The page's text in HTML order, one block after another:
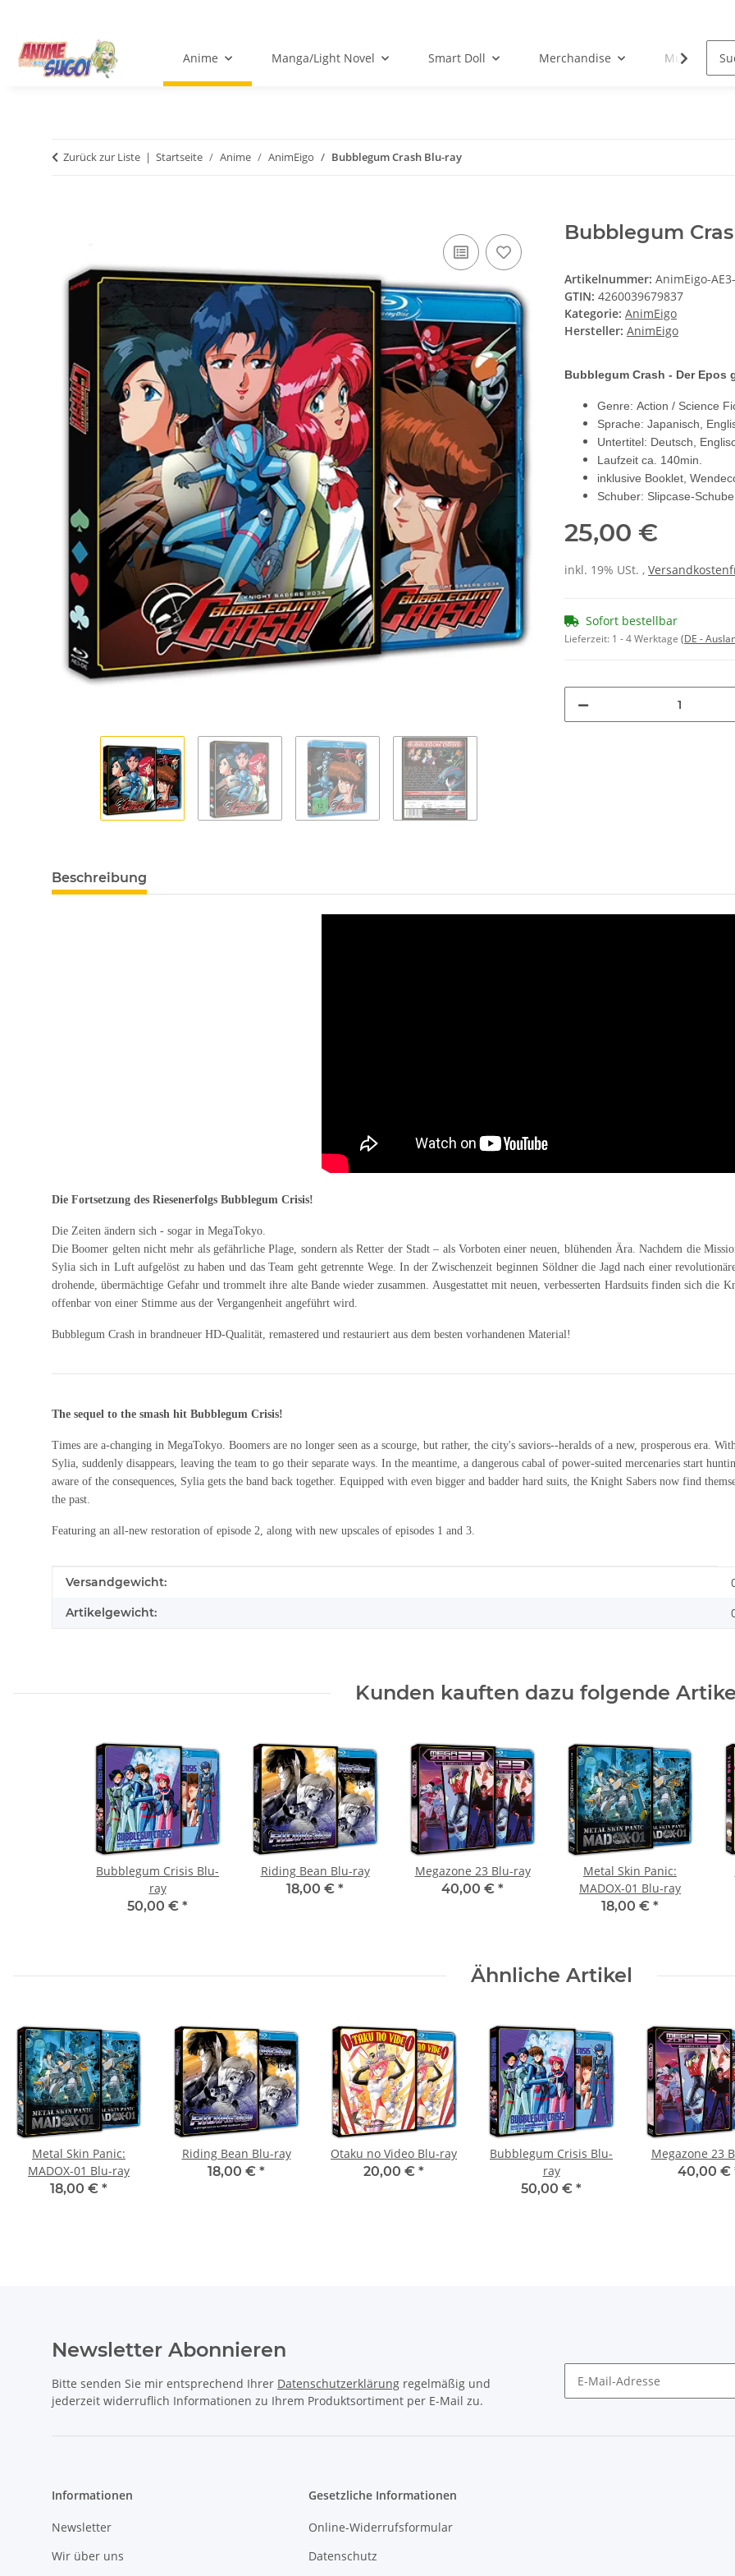
Anime Manga/Light Novel Smart Doll Merchandise Musik-CD
Zurück zur Liste Startseite Anime AnimEigo Bubblegum Crash Blu-ray
Bubblegum
Artikelnummer: AnimEigo-
GTIN: 4260039679837
Kategorie: AnimEigo
Hersteller: AnimEigo
Bubblegum Crash - Der Epos
Genre: Action / Science
Sprache: Japanisch,
Untertitel: Deutsch,
Laufzeit ca. 140min.
inklusive Booklet,
Schuber: Slipcase-
25,00 €
inkl. 19% USt. ,
Sofort bestellbar
Lieferzeit: 1 - 4 Werktage (DE -
Beschreibung
Die Fortsetzung des Riesenerfolgs Bubblegum Crisis!
Die Zeiten ändern sich - sogar in MegaTokyo.
Die Boomer gelten nicht mehr als gefährliche Plage, sondern als Retter der Stadt – als Vorboten einer neuen, blühenden Ära. Nachdem die
Sylia sich in Luft aufgelöst zu haben und das Team geht getrennte Wege. In der Zwischenzeit beginnen Söldner die Jagd nach einer
drohende, übermächtige Gefahr und trommelt ihre alte Bande wieder zusammen. Ausgestattet mit neuen, verbesserten Hardsuits finden sich
offenbar von einer Stimme aus der Vergangenheit angeführt wird.
Bubblegum Crash in brandneuer HD-Qualität, remastered und restauriert aus dem besten vorhandenen Material!
The sequel to the smash hit Bubblegum Crisis!
Times are a-changing in MegaTokyo. Boomers are no longer seen as a scourge, but rather, the city's saviors--heralds of a new, prosperous era.
Sylia, suddenly disappears, leaving the team to go their separate ways. In the meantime, a dangerous cabal of power-suited mercenaries start
aware of the consequences, Sylia gets the band back together. Equipped with even bigger and badder hard suits, the Knight Sabers now find
the past.
Featuring an all-new restoration of episode 2, along with new upscales of episodes 1 and 3.
Produkteigenschaft
Wert
Versandgewicht:
Artikelgewicht:
Kunden kauften dazu folgende
Bubblegum Crisis Blu-
ray
50,00 € *
Riding Bean Blu-ray
18,00 € *
Megazone 23 Blu-ray
40,00 € *
Metal Skin Panic:
MADOX-01 Blu-ray
18,00 € *
Ähnliche Artikel
Metal Skin Panic:
MADOX-01 Blu-ray
18,00 € *
Riding Bean Blu-ray
18,00 € *
Otaku no Video Blu-ray
20,00 € *
Bubblegum Crisis Blu-
ray
50,00 € *
Megazone 23
40,00 €
Newsletter Abonnieren
Bitte senden Sie mir entsprechend Ihrer Datenschutzerklärung regelmäßig und
jederzeit widerruflich Informationen zu Ihrem Produktsortiment per E-Mail zu.
Informationen
Newsletter
Wir über uns
Gesetzliche Informationen
Online-Widerrufsformular
Datenschutz